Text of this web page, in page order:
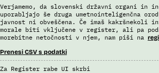
Verjamemo, da slovenski državni organi in
uporabljajo še druga umetnointeligenčna
javnost ni obveščena. Če imaš kakršnekoli
morale biti vključene v register, ali pa
morebitne netočnosti v njem, nam piši na
Prenesi CSV s podatki
Za Register rabe UI skrbi